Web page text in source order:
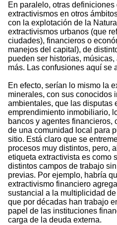
En paralelo, otras
extractivismos en otros
con la explotación de la
extractivismos urbanos (que
ciudades), financieros o
manejos del capital), de
pueden ser historias,
más. Las confusiones aquí se
En efecto, serían lo mismo la
minerales, con sus conocidos
ambientales, que las disputas
emprendimiento inmobiliario,
bancos y agentes financieros,
de una comunidad local para
sitio. Está claro que se
procesos muy distintos, pero,
etiqueta extractivista es como
distintos campos de trabajo
previas. Por ejemplo, habría
extractivismo financiero
sustancial a la multiplicidad
que por décadas han trabajo
papel de las instituciones
carga de la deuda externa.